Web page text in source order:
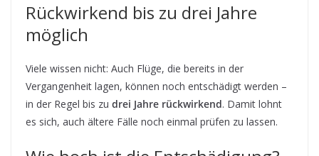
Rückwirkend bis zu drei Jahre
möglich
Viele wissen nicht: Auch Flüge, die bereits in der
Vergangenheit lagen, können noch entschädigt werden –
in der Regel bis zu drei Jahre rückwirkend. Damit lohnt
es sich, auch ältere Fälle noch einmal prüfen zu lassen.